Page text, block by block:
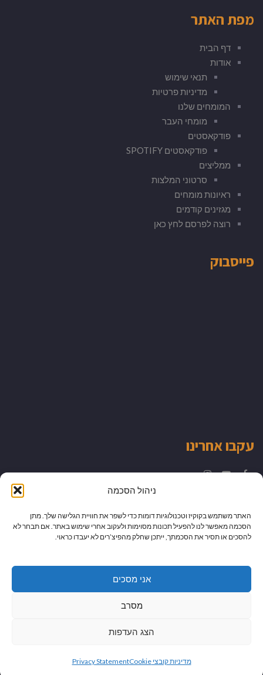
ניהול הסכמה
האתר משתמש בקוקיז וטכנולוגיות דומות כדי לשפר את חוויית הגלישה שלך. מתן
הסכמה מאפשר לנו להפעיל תכונות מסוימות ולעקוב אחרי שימוש באתר. אם תבחר לא
להסכים או תסיר את הסכמתך, ייתכן שחלק מהפיצ’רים לא יעבדו כראוי.
אני מסכים
מסרב
הצג העדפות
מדיניות קובצי Cookie Privacy Statement
מפת האתר
דף הבית
אודות
תנאי שימוש
מדיניות פרטיות
המומחים שלנו
מומחי העבר
פודקאסטים
פודקאסטים SPOTIFY
ממליצים
סרטוני המלצות
ראיונות מומחים
מגזינים קודמים
רוצה לפרסם לחץ כאן
פייסבוק
עקבו אחרינו
מיתוג עיצוב ובניית אתרים